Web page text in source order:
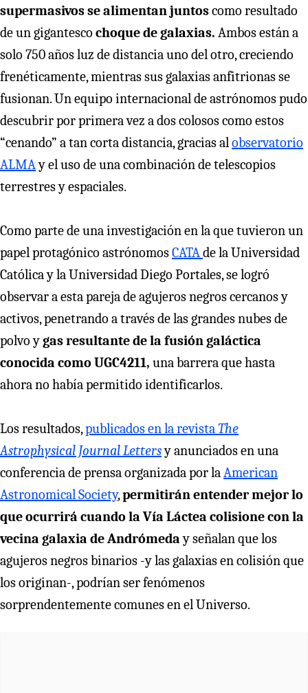
supermasivos se alimentan juntoscomo resultado
de un gigantesco choque de galaxias. Ambos están a
solo 750 años luz de distancia uno del otro, creciendo
frenéticamente, mientras sus galaxias anfitrionas se
fusionan. Un equipo internacional de astrónomos pudo
descubrir por primera vez a dos colosos como estos
“cenando” a tan corta distancia, gracias alobservatorio
ALMAy el uso de una combinación de telescopios
terrestres y espaciales.
Como parte de una investigación en la que tuvieron un
papel protagónico astrónomosCATAde la Universidad
Católica y la Universidad Diego Portales, se logró
observar a esta pareja de agujeros negros cercanos y
activos, penetrando a través de las grandes nubes de
polvo ygas resultante de la fusión galáctica
conocida como UGC4211, una barrera que hasta
ahora no había permitido identificarlos.
Los resultados,publicados en la revistaThe
Astrophysical Journal Lettersy anunciados en una
conferencia de prensa organizada por laAmerican
Astronomical Society,permitirán entender mejor lo
que ocurrirá cuando la Vía Láctea colisione con la
vecina galaxia de Andrómeday señalan que los
agujeros negros binarios -y las galaxias en colisión que
los originan-, podrían ser fenómenos
sorprendentemente comunes en el Universo.